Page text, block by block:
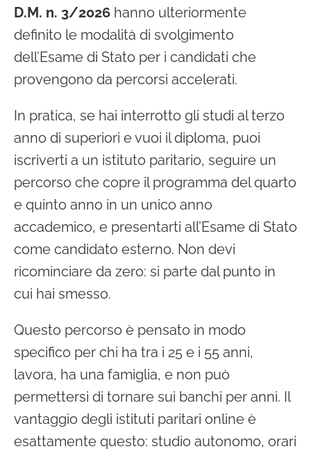
D.M. n. 3/2026 hanno ulteriormente
definito le modalità di svolgimento
dell’Esame di Stato per i candidati che
provengono da percorsi accelerati.
In pratica, se hai interrotto gli studi al terzo
anno di superiori e vuoi il diploma, puoi
iscriverti a un istituto paritario, seguire un
percorso che copre il programma del quarto
e quinto anno in un unico anno
accademico, e presentarti all’Esame di Stato
come candidato esterno. Non devi
ricominciare da zero: si parte dal punto in
cui hai smesso.
Questo percorso è pensato in modo
specifico per chi ha tra i 25 e i 55 anni,
lavora, ha una famiglia, e non può
permettersi di tornare sui banchi per anni. Il
vantaggio degli istituti paritari online è
esattamente questo: studio autonomo, orari